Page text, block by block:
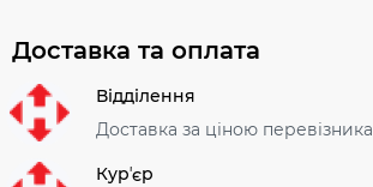
Доставка та оплата
Відділення
Доставка за ціною перевізника
Курʼєр